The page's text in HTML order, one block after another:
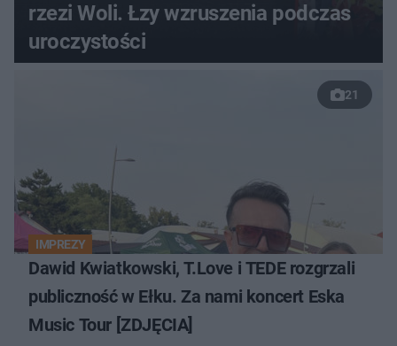
rzezi Woli. Łzy wzruszenia podczas
uroczystości
21
IMPREZY
Dawid Kwiatkowski, T.Love i TEDE rozgrzali
publiczność w Ełku. Za nami koncert Eska
Music Tour [ZDJĘCIA]